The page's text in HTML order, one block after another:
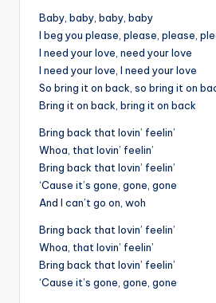
Baby, baby, baby, baby
I beg you please, please, please,
I need your love, need your love
I need your love, I need your love
So bring it on back, so bring it on
Bring it on back, bring it on back
Bring back that lovin’ feelin’
Whoa, that lovin’ feelin’
Bring back that lovin’ feelin’
‘Cause it’s gone, gone, gone
And I can’t go on, woh
Bring back that lovin’ feelin’
Whoa, that lovin’ feelin’
Bring back that lovin’ feelin’
‘Cause it’s gone, gone, gone